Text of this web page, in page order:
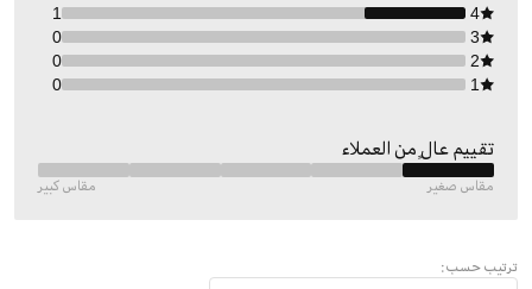
4
1
3
0
2
0
1
0
تقييم عالٍ من العملاء
مقاس صغير مقاس كبير
ترتيب حسب: